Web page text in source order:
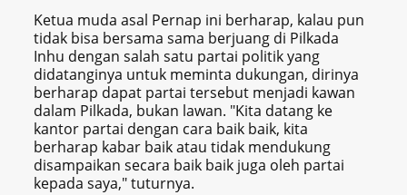
Ketua muda asal Pernap ini berharap, kalau pun
tidak bisa bersama sama berjuang di Pilkada
Inhu dengan salah satu partai politik yang
didatanginya untuk meminta dukungan, dirinya
berharap dapat partai tersebut menjadi kawan
dalam Pilkada, bukan lawan. "Kita datang ke
kantor partai dengan cara baik baik, kita
berharap kabar baik atau tidak mendukung
disampaikan secara baik baik juga oleh partai
kepada saya," tuturnya.